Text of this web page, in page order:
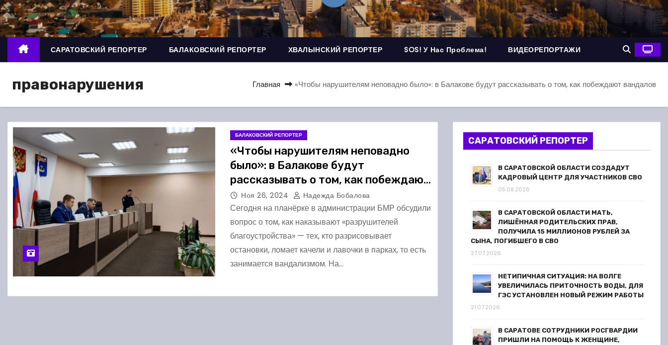
о
м
у
САРАТОВСКИЙ РЕПОРТЕР БАЛАКОВСКИЙ РЕПОРТЕР ХВАЛЫНСКИЙ РЕПОРТЕР SOS! У Нас Проблема! ВИДЕОРЕПОРТАЖИ
правонарушения Главная «Чтобы нарушителям неповадно было»: в Балакове будут рассказывать о том, как побеждают вандалов
БАЛАКОВСКИЙ РЕПОРТЕР
«Чтобы нарушителям неповадно
было»: в Балакове будут
рассказывать о том, как побеждают
вандалов
Ноя 26, 2024 Надежда Бобалова
Сегодня на планёрке в администрации БМР обсудили
вопрос о том, как наказывают «разрушителей
благоустройства» — тех, кто разрисовывает
остановки, ломает качели и лавочки в парках, то есть
занимается вандализмом. На…
САРАТОВСКИЙ РЕПОРТЕР
В САРАТОВСКОЙ ОБЛАСТИ СОЗДАДУТ
КАДРОВЫЙ ЦЕНТР ДЛЯ УЧАСТНИКОВ СВО
05.08.2026
В САРАТОВСКОЙ ОБЛАСТИ МАТЬ,
ЛИШЁННАЯ РОДИТЕЛЬСКИХ ПРАВ,
ПОЛУЧИЛА 15 МИЛЛИОНОВ РУБЛЕЙ ЗА
СЫНА, ПОГИБШЕГО В СВО
27.07.2026
НЕТИПИЧНАЯ СИТУАЦИЯ: НА ВОЛГЕ
УВЕЛИЧИЛАСЬ ПРИТОЧНОСТЬ ВОДЫ, ДЛЯ
ГЭС УСТАНОВЛЕН НОВЫЙ РЕЖИМ РАБОТЫ
21.07.2026
В САРАТОВЕ СОТРУДНИКИ РОСГВАРДИИ
ПРИШЛИ НА ПОМОЩЬ К ЖЕНЩИНЕ,